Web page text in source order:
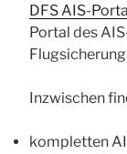
DFS AIS-
Portal des
Inzwischen
kompletten